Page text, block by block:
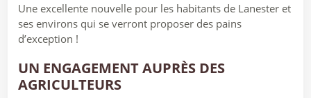
Une excellente nouvelle pour les habitants de Lanester et
ses environs qui se verront proposer des pains
d’exception !
UN ENGAGEMENT AUPRÈS DES
AGRICULTEURS